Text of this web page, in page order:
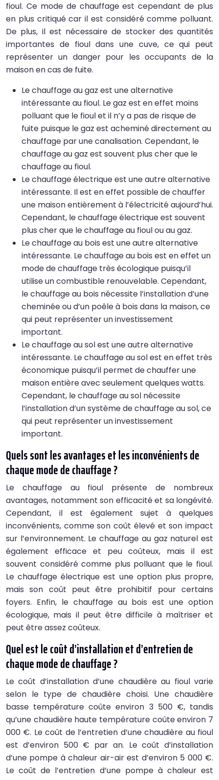
fioul. Ce mode de chauffage est cependant de plus
en plus critiqué car il est considéré comme polluant.
De plus, il est nécessaire de stocker des quantités
importantes de fioul dans une cuve, ce qui peut
représenter un danger pour les occupants de la
maison en cas de fuite.
Le chauffage au gaz est une alternative
intéressante au fioul. Le gaz est en effet moins
polluant que le fioul et il n’y a pas de risque de
fuite puisque le gaz est acheminé directement au
chauffage par une canalisation. Cependant, le
chauffage au gaz est souvent plus cher que le
chauffage au fioul.
Le chauffage électrique est une autre alternative
intéressante. Il est en effet possible de chauffer
une maison entièrement à l’électricité aujourd’hui.
Cependant, le chauffage électrique est souvent
plus cher que le chauffage au fioul ou au gaz.
Le chauffage au bois est une autre alternative
intéressante. Le chauffage au bois est en effet un
mode de chauffage très écologique puisqu’il
utilise un combustible renouvelable. Cependant,
le chauffage au bois nécessite l’installation d’une
cheminée ou d’un poêle à bois dans la maison, ce
qui peut représenter un investissement
important.
Le chauffage au sol est une autre alternative
intéressante. Le chauffage au sol est en effet très
économique puisqu’il permet de chauffer une
maison entière avec seulement quelques watts.
Cependant, le chauffage au sol nécessite
l’installation d’un système de chauffage au sol, ce
qui peut représenter un investissement
important.
Quels sont les avantages et les inconvénients de
chaque mode de chauffage ?
Le chauffage au fioul présente de nombreux
avantages, notamment son efficacité et sa longévité.
Cependant, il est également sujet à quelques
inconvénients, comme son coût élevé et son impact
sur l’environnement. Le chauffage au gaz naturel est
également efficace et peu coûteux, mais il est
souvent considéré comme plus polluant que le fioul.
Le chauffage électrique est une option plus propre,
mais son coût peut être prohibitif pour certains
foyers. Enfin, le chauffage au bois est une option
écologique, mais il peut être difficile à maîtriser et
peut être assez coûteux.
Quel est le coût d’installation et d’entretien de
chaque mode de chauffage ?
Le coût d’installation d’une chaudière au fioul varie
selon le type de chaudière choisi. Une chaudière
basse température coûte environ 3 500 €, tandis
qu’une chaudière haute température coûte environ 7
000 €. Le coût de l’entretien d’une chaudière au fioul
est d’environ 500 € par an. Le coût d’installation
d’une pompe à chaleur air-air est d’environ 5 000 €.
Le coût de l’entretien d’une pompe à chaleur est